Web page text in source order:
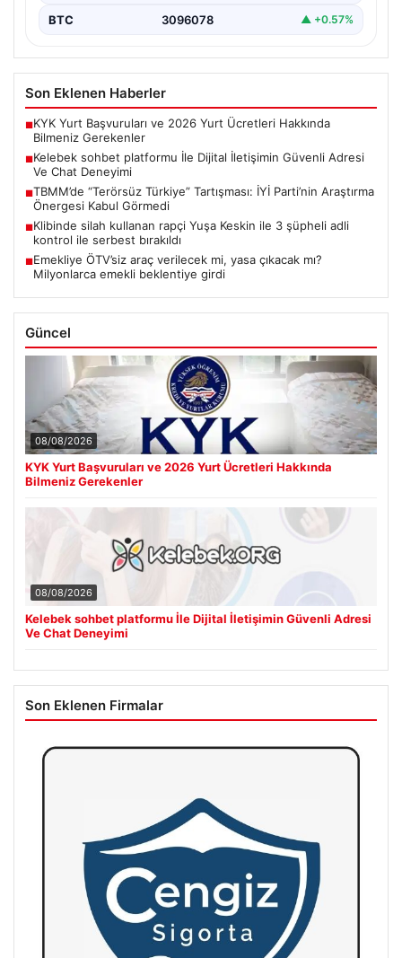
BTC 3096078 ▲ +0.57%
Son Eklenen Haberler
■KYK Yurt Başvuruları ve 2026 Yurt Ücretleri Hakkında
Bilmeniz Gerekenler
■Kelebek sohbet platformu İle Dijital İletişimin Güvenli Adresi
Ve Chat Deneyimi
■TBMM’de “Terörsüz Türkiye” Tartışması: İYİ Parti’nin Araştırma
Önergesi Kabul Görmedi
■Klibinde silah kullanan rapçi Yuşa Keskin ile 3 şüpheli adli
kontrol ile serbest bırakıldı
■Emekliye ÖTV’siz araç verilecek mi, yasa çıkacak mı?
Milyonlarca emekli beklentiye girdi
Güncel
08/08/2026
KYK Yurt Başvuruları ve 2026 Yurt Ücretleri Hakkında
Bilmeniz Gerekenler
08/08/2026
Kelebek sohbet platformu İle Dijital İletişimin Güvenli Adresi
Ve Chat Deneyimi
Son Eklenen Firmalar